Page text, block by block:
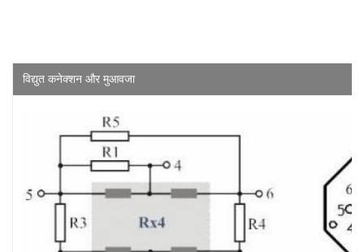
विद्युत कनेक्शन और मुआवजा